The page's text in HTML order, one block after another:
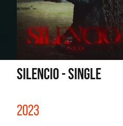
SILENCIO - SINGLE
2023